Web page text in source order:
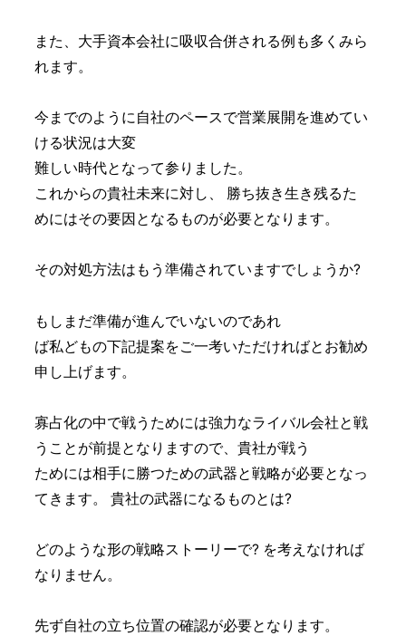
また、大手資本会社に吸収合併される例も多くみら
れます。
今までのように自社のペースで営業展開を進めてい
ける状況は大変
難しい時代となって参りました。
これからの貴社未来に対し、 勝ち抜き生き残るた
めにはその要因となるものが必要となります。
その対処方法はもう準備されていますでしょうか?
もしまだ準備が進んでいないのであれ
ば私どもの下記提案をご一考いただければとお勧め
申し上げます。
寡占化の中で戦うためには強力なライバル会社と戦
うことが前提となりますので、貴社が戦う
ためには相手に勝つための武器と戦略が必要となっ
てきます。 貴社の武器になるものとは?
どのような形の戦略ストーリーで? を考えなければ
なりません。
先ず自社の立ち位置の確認が必要となります。